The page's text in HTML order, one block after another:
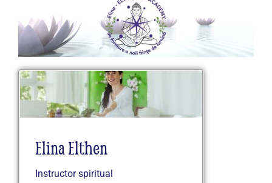
Elina Elthen
Instructor spiritual